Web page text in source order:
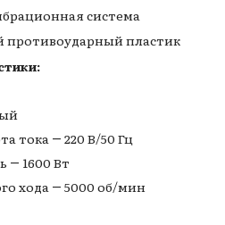
система
противоударный пластик
тока ― 220 В/50 Гц
― 1600 Вт
хода ― 5000 об/мин